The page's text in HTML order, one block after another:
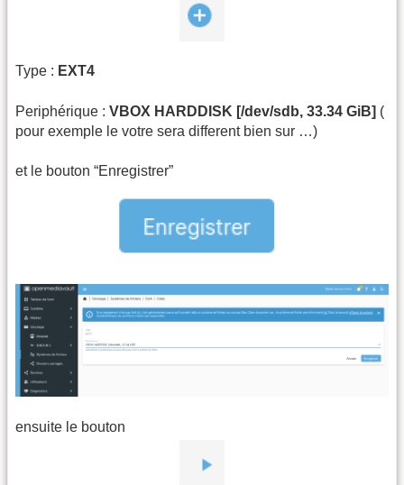
Type : EXT4
Periphérique : VBOX HARDDISK [/dev/sdb, 33.34 GiB] (
pour exemple le votre sera different bien sur …)
et le bouton “Enregistrer”
ensuite le bouton